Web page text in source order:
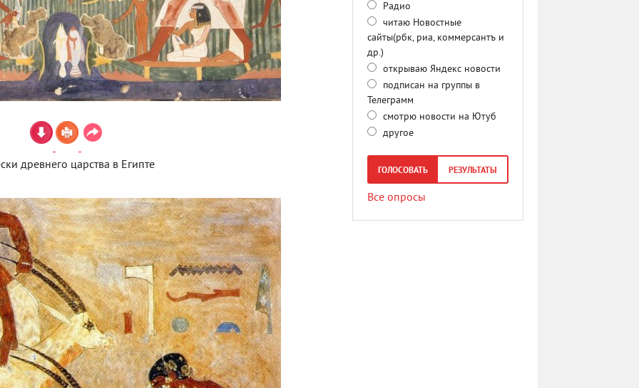
древнего царства в Египте
Радио
читаю Новостные
сайты(рбк, риа, коммерсантъ и
др.)
открываю Яндекс новости
подписан на группы в
Телеграмм
смотрю новости на Ютуб
другое
ГОЛОСОВАТЬ РЕЗУЛЬТАТЫ
Все опросы